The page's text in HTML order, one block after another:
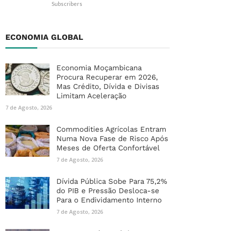
Subscribers
ECONOMIA GLOBAL
Economia Moçambicana
Procura Recuperar em 2026,
Mas Crédito, Dívida e Divisas
Limitam Aceleração
7 de Agosto, 2026
Commodities Agrícolas Entram
Numa Nova Fase de Risco Após
Meses de Oferta Confortável
7 de Agosto, 2026
Dívida Pública Sobe Para 75,2%
do PIB e Pressão Desloca-se
Para o Endividamento Interno
7 de Agosto, 2026